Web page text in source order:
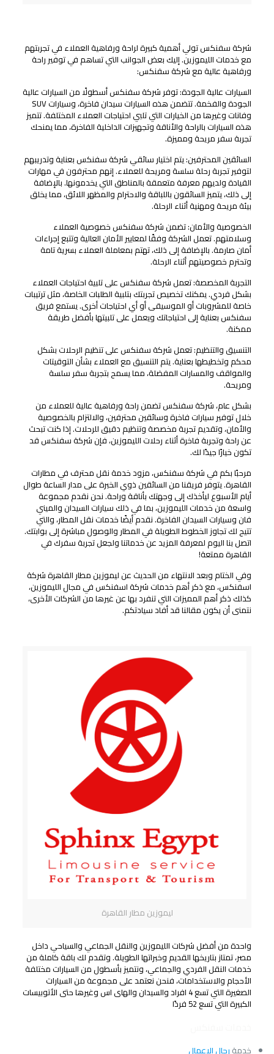
شركة سفنكس تولي أهمية كبيرة لراحة ورفاهية العملاء في تجربتهم
مع خدمات الليموزين. إليك بعض الجوانب التي تساهم في توفير راحة
ورفاهية عالية مع شركة سفنكس:
السيارات عالية الجودة: توفر شركة سفنكس أسطولًا من السيارات عالية
الجودة والفخمة. تتضمن هذه السيارات سيدان فاخرة، وسيارات SUV
وفانات وغيرها من الخيارات التي تلبي احتياجات العملاء المختلفة. تتميز
هذه السيارات بالراحة والأناقة وتجهيزات الداخلية الفاخرة، مما يمنحك
تجربة سفر مريحة ومميزة.
السائقين المحترفين: يتم اختيار سائقي شركة سفنكس بعناية وتدريبهم
لتوفير تجربة رحلة سلسة ومريحة للعملاء. إنهم محترفون في مهارات
القيادة ولديهم معرفة متعمقة بالمناطق التي يخدمونها. بالإضافة
إلى ذلك، يتميز السائقون باللباقة والاحترام والمظهر اللائق، مما يخلق
بيئة مريحة ومهنية أثناء الرحلة.
الخصوصية والأمان: تضمن شركة سفنكس خصوصية العملاء
وسلامتهم. تعمل الشركة وفقًا لمعايير الأمان العالية وتتبع إجراءات
أمان صارمة. بالإضافة إلى ذلك، تهتم بمعاملة العملاء بسرية تامة
وتحترم خصوصيتهم أثناء الرحلة.
التجربة المخصصة: تعمل شركة سفنكس على تلبية احتياجات العملاء
بشكل فردي. يمكنك تخصيص تجربتك بتلبية الطلبات الخاصة، مثل ترتيبات
خاصة للمشروبات أو الموسيقى أو أي احتياجات أخرى. يستمع فريق
سفنكس بعناية إلى احتياجاتك ويعمل على تلبيتها بأفضل طريقة
ممكنة.
التنسيق والتنظيم: تعمل شركة سفنكس على تنظيم الرحلات بشكل
محكم وتخطيطها بعناية. يتم التنسيق مع العملاء بشأن التوقيتات
والمواقف والمسارات المفضلة، مما يسمح بتجربة سفر سلسة
ومريحة.
بشكل عام، شركة سفنكس تضمن راحة ورفاهية عالية للعملاء من
خلال توفير سيارات فاخرة وسائقين محترفين، والالتزام بالخصوصية
والأمان، وتقديم تجربة مخصصة وتنظيم دقيق للرحلات. إذا كنت تبحث
عن راحة وتجربة فاخرة أثناء رحلات الليموزين، فإن شركة سفنكس قد
تكون خيارًا جيدًا لك.
مرحبًا بكم في شركة سفنكس، مزود خدمة نقل محترف في مطارات
القاهرة. يتوفر فريقنا من السائقين ذوي الخبرة على مدار الساعة طوال
أيام الأسبوع ليأخذك إلى وجهتك بأناقة وراحة. نحن نقدم مجموعة
واسعة من خدمات الليموزين، بما في ذلك سيارات السيدان والميني
فان وسيارات السيدان الفاخرة. نقدم أيضًا خدمات نقل المطار، والتي
تتيح لك تجاوز الخطوط الطويلة في المطار والوصول مباشرة إلى بوابتك.
اتصل بنا اليوم لمعرفة المزيد عن خدماتنا ولجعل تجربة سفرك في
القاهرة ممتعة!
وفي الختام وبعد الانتهاء من الحديث عن ليموزين مطار القاهرة شركة
اسفنكس، مع ذكر أهم خدمات شركة اسفنكس في مجال الليموزين،
كذلك ذكر أهم المميزات التي تنفرد بها عن غيرها من الشركات الأخرى،
نتمنى أن يكون مقالنا قد أفاد سيادتكم.
ليموزين مطار القاهرة
واحدة من أفضل شركات الليموزين والنقل الجماعي والسياحي داخل
مصر، تمتاز بتاريخها القديم وخبراتها الطويلة. وتقدم لك باقة كاملة من
خدمات النقل الفردي والجماعي، ونتميز بأسطول من السيارات مختلفة
الأحجام والاستخدامات، فنحن نعتمد على مجموعة من السيارات
الصغيرة التي تسع 4 افراد والسيدان والهاى اس وغيرها حتى الأتوبيسات
الكبيرة التي تسع 52 فردًا
خدمة رجال الاعمال